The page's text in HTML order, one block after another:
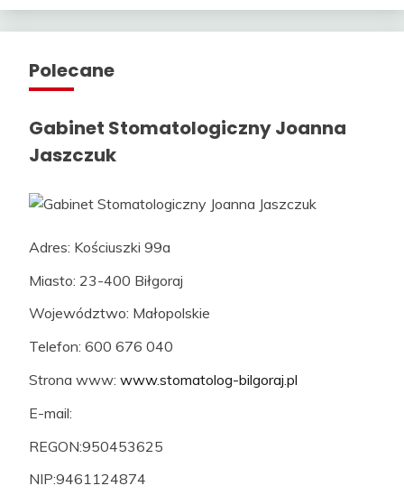
Polecane
Gabinet Stomatologiczny Joanna
Jaszczuk
Adres: Kościuszki 99a
Miasto: 23-400 Biłgoraj
Województwo: Małopolskie
Telefon: 600 676 040
Strona www: www.stomatolog-bilgoraj.pl
E-mail:
REGON:950453625
NIP:9461124874